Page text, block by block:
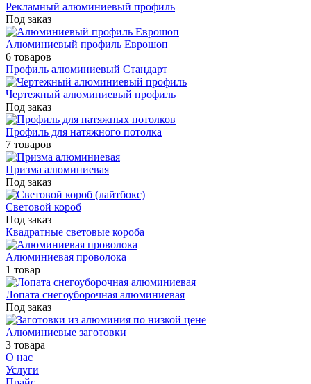
Рекламный алюминиевый профиль
Под заказ
Алюминиевый профиль Еврошоп
6 товаров
Профиль алюминиевый Стандарт
Чертежный алюминиевый профиль
Под заказ
Профиль для натяжного потолка
7 товаров
Призма алюминиевая
Под заказ
Световой короб
Под заказ
Квадратные световые короба
Алюминиевая проволока
1 товар
Лопата снегоуборочная алюминиевая
Под заказ
Алюминиевые заготовки
3 товара
О нас
Услуги